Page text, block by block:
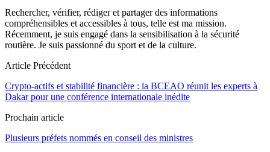
Rechercher, vérifier, rédiger et partager des informations
compréhensibles et accessibles à tous, telle est ma mission.
Récemment, je suis engagé dans la sensibilisation à la sécurité
routière. Je suis passionné du sport et de la culture.
Article Précédent
Crypto-actifs et stabilité financière : la BCEAO réunit les experts à
Dakar pour une conférence internationale inédite
Prochain article
Plusieurs préfets nommés en conseil des ministres